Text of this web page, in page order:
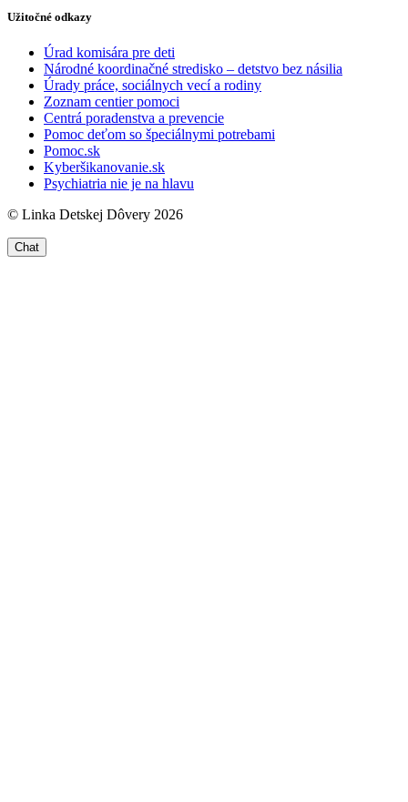
Užitočné odkazy
Úrad komisára pre deti
Národné koordinačné stredisko – detstvo bez násilia
Úrady práce, sociálnych vecí a rodiny
Zoznam centier pomoci
Centrá poradenstva a prevencie
Pomoc deťom so špeciálnymi potrebami
Pomoc.sk
Kyberšikanovanie.sk
Psychiatria nie je na hlavu
© Linka Detskej Dôvery 2026